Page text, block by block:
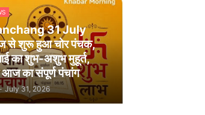
31 July
शुरू हुआ चोर पंचक,
का शुभ-अशुभ मुहूर्त,
का संपूर्ण पंचांग
- July 31, 2026